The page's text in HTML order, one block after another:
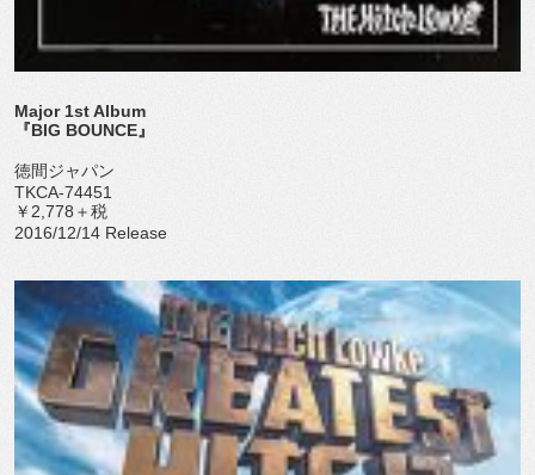
Major 1st Album
『BIG BOUNCE』
徳間ジャパン
TKCA-74451
￥2,778＋税
2016/12/14 Release